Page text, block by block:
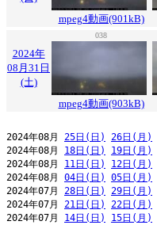
mpeg4動画(901kB)
038
2024年
08月31日
(土)
mpeg4動画(903kB)
2024年08月 25日(日) 26日(月)
2024年08月 18日(日) 19日(月)
2024年08月 11日(日) 12日(月)
2024年08月 04日(日) 05日(月)
2024年07月 28日(日) 29日(月)
2024年07月 21日(日) 22日(月)
2024年07月 14日(日) 15日(月)